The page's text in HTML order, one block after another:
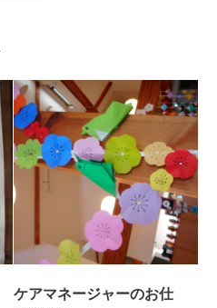
ケアマネージャーのお仕